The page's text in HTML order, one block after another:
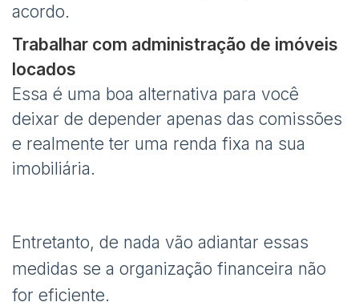
acordo.
Trabalhar com administração de imóveis
locados
Essa é uma boa alternativa para você
deixar de depender apenas das comissões
e realmente ter uma renda fixa na sua
imobiliária.
Entretanto, de nada vão adiantar essas
medidas se a organização financeira não
for eficiente.